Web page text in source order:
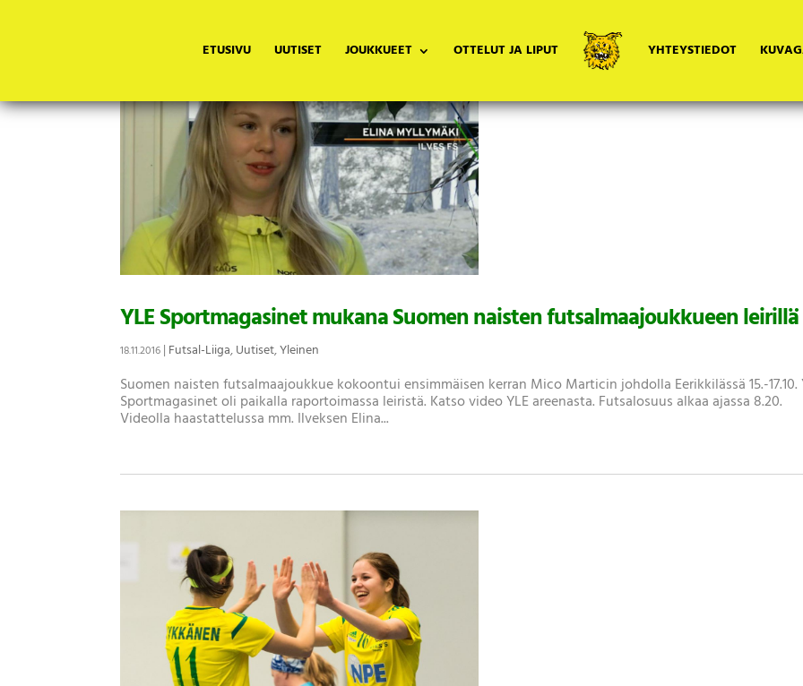
ETUSIVU UUTISET JOUKKUEET OTTELUT JA LIPUT YHTEYSTIEDOT
YLE Sportmagasinet mukana Suomen naisten futsalmaajoukkueen leirillä
18.11.2016 | Futsal-Liiga,Uutiset,Yleinen
Suomen naisten futsalmaajoukkue kokoontui ensimmäisen kerran Mico Marticin johdolla Eerikkilässä 15.-17.10.
Sportmagasinet oli paikalla raportoimassa leiristä. Katso video YLE areenasta. Futsalosuus alkaa ajassa 8.20.
Videolla haastattelussa mm. Ilveksen Elina...